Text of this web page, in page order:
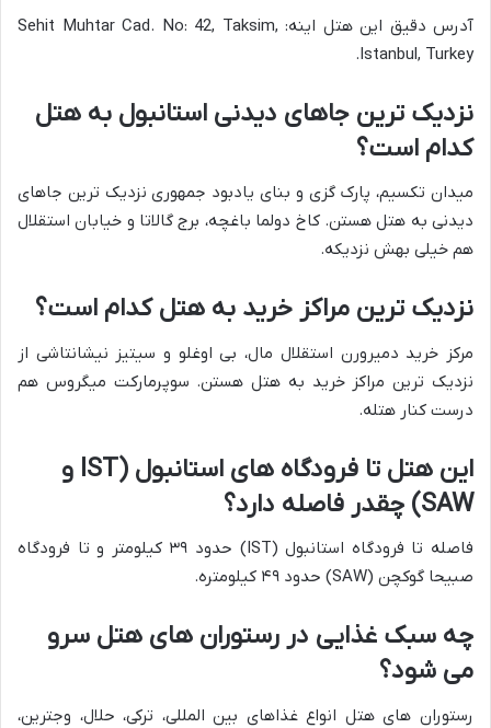
آدرس دقیق این هتل اینه: Sehit Muhtar Cad. No: 42, Taksim,
Istanbul, Turkey.
نزدیک ترین جاهای دیدنی استانبول به هتل
کدام است؟
میدان تکسیم، پارک گزی و بنای یادبود جمهوری نزدیک ترین جاهای
دیدنی به هتل هستن. کاخ دولما باغچه، برج گالاتا و خیابان استقلال
هم خیلی بهش نزدیکه.
نزدیک ترین مراکز خرید به هتل کدام است؟
مرکز خرید دمیرورن استقلال مال، بی اوغلو و سیتیز نیشانتاشی از
نزدیک ترین مراکز خرید به هتل هستن. سوپرمارکت میگروس هم
درست کنار هتله.
این هتل تا فرودگاه های استانبول (IST و
SAW) چقدر فاصله دارد؟
فاصله تا فرودگاه استانبول (IST) حدود ۳۹ کیلومتر و تا فرودگاه
صبیحا گوکچن (SAW) حدود ۴۹ کیلومتره.
چه سبک غذایی در رستوران های هتل سرو
می شود؟
رستوران های هتل انواع غذاهای بین المللی، ترکی، حلال، وجترین،